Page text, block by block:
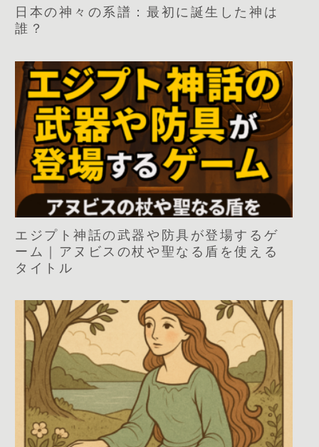
日本の神々の系譜：最初に誕生した神は
誰？
エジプト神話の武器や防具が登場するゲ
ーム｜アヌビスの杖や聖なる盾を使える
タイトル